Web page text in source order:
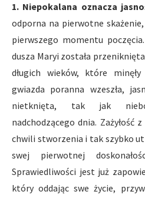
1. Niepokalana oznacza
odporna na pierwotne skażenie,
pierwszego momentu
dusza Maryi została
długich wieków, które
gwiazda poranna wzeszła,
nietknięta, tak jak niebo
nadchodzącego dnia. Zażyłość
chwili stworzenia i tak szybko
swej pierwotnej
Sprawiedliwości jest już
który oddając swe życie,